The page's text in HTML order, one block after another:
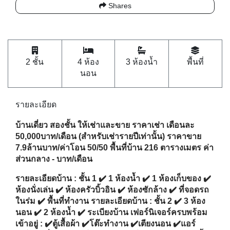
บ้านเดี่ยว สองชั้น ให้เช่าและขาย ราคาเช่า เดือนละ
50,000บาท/เดือน (สำหรับเช่ารายปีเท่านั้น) ราคาขาย
7.9ล้านบาท/ค่าโอน 50/50 พื้นที่บ้าน 216 ตารางเมตร ค่า
ส่วนกลาง - บาท/เดือน
รายละเอียดบ้าน
ห้องนั่งเล่น ✔️ ห้องครัวบิ้วอิน ✔️ ห้องซักล้าง ✔️ ที่จอดรถ
ในร่ม ✔️ พื้นที่ทำงาน รายละเอียดบ้าน : ชั้น 2 ✔️ 3 ห้อง
นอน ✔️ 2 ห้องน้ำ ✔️ ระเบียงบ้าน เฟอร์นิเจอร์ครบพร้อม
เข้าอยู่ : ✔️ตู้เสื้อผ้า ✔️โต๊ะทำงาน ✔️เตียงนอน ✔️แอร์
✔️ตู้โชว์ ✔️เครื่องดูดควัน ✔️ชั้นวางทีวี ✔️โซฟา ✔️เตาแก๊ส
บิ้วอิน ✔️อ่างล้างจาน
ระยะห่างจากตัวเมือง : 10 นาที ✈️ระยะห่างจากสนามบิน
: 40 นาที ⛵️ระยะห่างจากชายหาด : 30 นาที ถึงหาดป่า